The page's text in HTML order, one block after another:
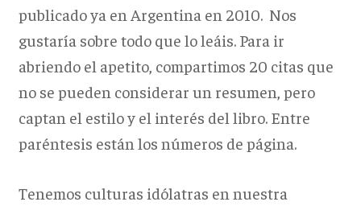
publicado ya en Argentina en 2010. Nos
gustaría sobre todo que lo leáis. Para ir
abriendo el apetito, compartimos 20 citas que
no se pueden considerar un resumen, pero
captan el estilo y el interés del libro. Entre
paréntesis están los números de página.
Tenemos culturas idólatras en nuestra